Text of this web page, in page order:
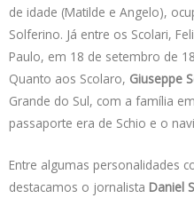
de idade (Matilde e Angelo),
Solferino. Já entre os Scolari,
Paulo, em 18 de setembro de
Quanto aos Scolaro, Giuseppe
Grande do Sul, com a família
passaporte era de Schio e o
Entre algumas personalidades
destacamos o jornalista Daniel